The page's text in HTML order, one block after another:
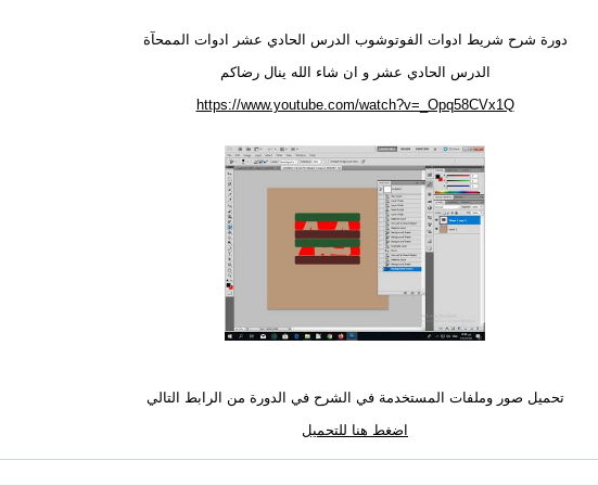
دورة شرح شريط ادوات الفوتوشوب الدرس الحادي عشر ادوات الممحآة
الدرس الحادي عشر و ان شاء الله ينال رضاكم
https://www.youtube.com/watch?v=_Opq58CVx1Q
تحميل صور وملفات المستخدمة في الشرح في الدورة من الرابط التالي
اضغط هنا للتحميل